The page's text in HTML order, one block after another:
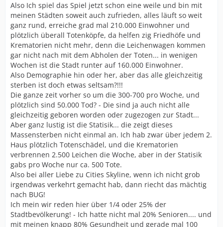
Also Ich spiel das Spiel jetzt schon eine weile und bin mit
meinen Städten soweit auch zufrieden, alles läuft so weit
ganz rund, erreiche grad mal 210.000 Einwohner und
plötzlich überall Totenköpfe, da helfen zig Friedhöfe und
Krematorien nicht mehr, denn die Leichenwagen kommen
gar nicht nach mit dem Abholen der Toten... in wenigen
Wochen ist die Stadt runter auf 160.000 Einwohner.
Also Demographie hin oder her, aber das alle gleichzeitig
sterben ist doch etwas seltsam?!!!
Die ganze zeit vorher so um die 300-700 pro Woche, und
plötzlich sind 50.000 Tod? - Die sind ja auch nicht alle
gleichzeitig geboren worden oder zugezogen zur Stadt...
Aber ganz lustig ist die Statisik... die zeigt dieses
Massensterben nicht einmal an. Ich hab zwar über jedem 2.
Haus plötzlich Totenschädel, und die Krematorien
verbrennen 2.500 Leichen die Woche, aber in der Statisik
gabs pro Woche nur ca. 500 Tote.
Also bei aller Liebe zu Cities Skyline, wenn ich nicht grob
irgendwas verkehrt gemacht hab, dann riecht das mächtig
nach BUG!
Ich mein wir reden hier über 1/4 oder 25% der
Stadtbevölkerung! - Ich hatte nicht mal 20% Senioren.... und
mit meinen knapp 80% Gesundheit und gerade mal 100